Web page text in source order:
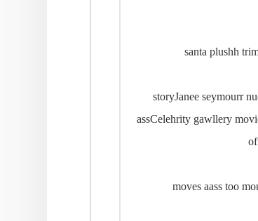
santa plushh
storyJanee seymourr
assCelehrity gawllery
moves aass too